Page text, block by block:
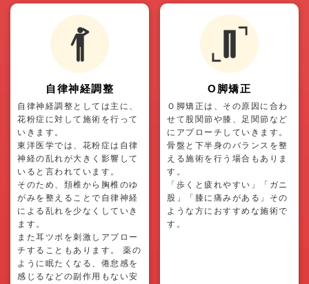
自律神経調整
自律神経調整としては主に、
花粉症に対して施術を行って
いきます。
東洋医学では、花粉症は自律
神経の乱れが大きく影響して
いると言われています。
そのため、頚椎から胸椎のゆ
がみを整えることで自律神経
による乱れを少なくしていき
ます。
また耳ツボを刺激しアプロー
チすることもあります。 薬の
ように眠たくなる、倦怠感を
感じるなどの副作用もない安
O脚矯正
Ｏ脚矯正は、その原因に合わ
せて股関節や膝、足関節など
にアプローチしていきます。
骨盤と下半身のバランスを整
える施術を行う場合もありま
す。
「歩くと疲れやすい」「ガニ
股」「膝に痛みがある」その
ような方におすすめな施術で
す。